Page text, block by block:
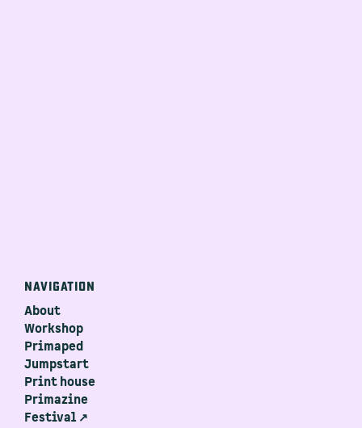
NAVIGATION
About
Workshop
Primaped
Jumpstart
Print house
Primazine
Festival ↗